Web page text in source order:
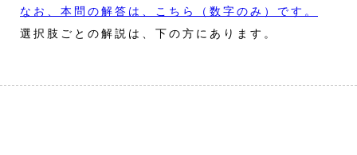
なお、本問の解答は、こちら（数字のみ）です。
選択肢ごとの解説は、下の方にあります。